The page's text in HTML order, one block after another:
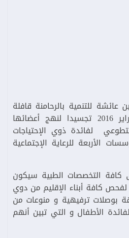
للتنمية بالرحامنة قافلة
طبية أيام 12-13-14 فبراير 2016 تجسيدا لنهج أعضائها
لفائدة ذوي الإحتياجات
الأربعة للرعاية الإجتماعية
التخصصات الطبية سيكون
كافة أبناء الإقليم من دوي
بوصلات ترفيهية و منوعات من
الأطفال و التي تبين أنهم